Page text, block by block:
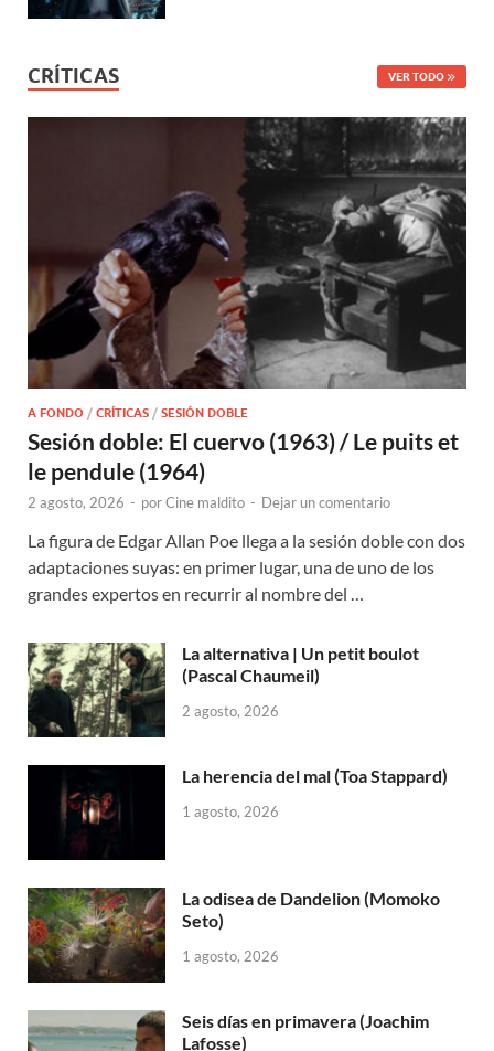
CRÍTICAS VER TODO
A FONDO / CRÍTICAS / SESIÓN DOBLE
Sesión doble: El cuervo (1963) / Le puits et
le pendule (1964)
2 agosto, 2026 - porCine maldito - Dejar un comentario
La figura de Edgar Allan Poe llega a la sesión doble con dos
adaptaciones suyas: en primer lugar, una de uno de los
grandes expertos en recurrir al nombre del …
La alternativa | Un petit boulot
(Pascal Chaumeil)
2 agosto, 2026
La herencia del mal (Toa Stappard)
1 agosto, 2026
La odisea de Dandelion (Momoko
Seto)
1 agosto, 2026
Seis días en primavera (Joachim
Lafosse)